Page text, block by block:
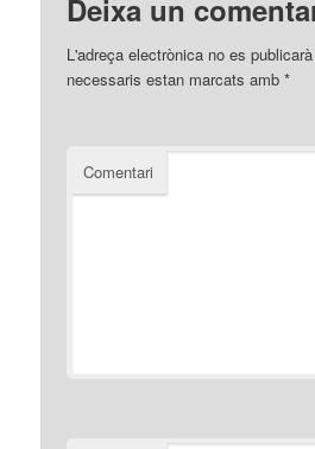
Deixa un
L'adreça electrònica no es publicarà
necessaris estan marcats amb*
Comentari